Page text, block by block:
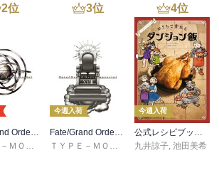
2位
Fate/Grand Order material I
ＴＹＰＥ－ＭＯＯＮ
3位
今週入荷
Fate/Grand Order material XVIII
ＴＹＰＥ－ＭＯＯＮ
4位
今週入荷
公式レシピブック おうちで作れるダンジョン飯
九井諒子, 池田美希